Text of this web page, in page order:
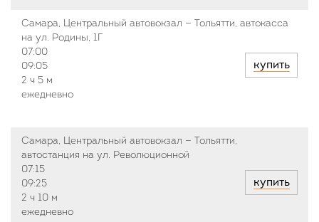
Самара, Центральный автовокзал — Тольятти, автокасса
на ул. Родины, 1Г
07:00
09:05
2 ч 5 м
ежедневно
купить
Самара, Центральный автовокзал — Тольятти,
автостанция на ул. Революционной
07:15
09:25
2 ч 10 м
ежедневно
купить